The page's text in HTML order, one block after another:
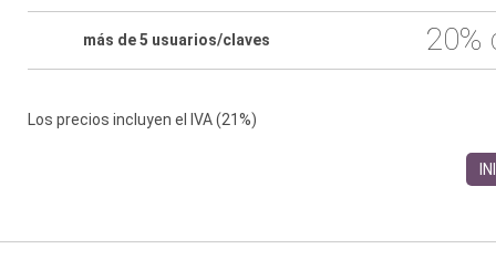
más de 5 usuarios/claves 20%
Los precios incluyen el IVA (21%)